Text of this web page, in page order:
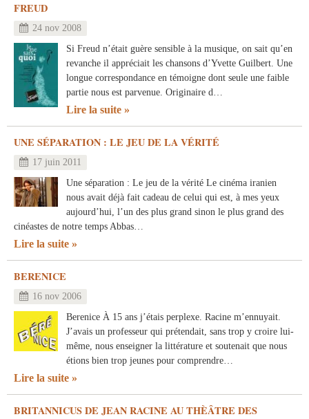
FREUD
24 nov 2008
Si Freud n’était guère sensible à la musique, on sait qu’en
revanche il appréciait les chansons d’Yvette Guilbert. Une
longue correspondance en témoigne dont seule une faible
partie nous est parvenue. Originaire d…
Lire la suite
UNE SÉPARATION : LE JEU DE LA VÉRITÉ
17 juin 2011
Une séparation : Le jeu de la vérité Le cinéma iranien
nous avait déjà fait cadeau de celui qui est, à mes yeux
aujourd’hui, l’un des plus grand sinon le plus grand des
cinéastes de notre temps Abbas…
Lire la suite
BERENICE
16 nov 2006
Berenice À 15 ans j’étais perplexe. Racine m’ennuyait.
J’avais un professeur qui prétendait, sans trop y croire lui-
même, nous enseigner la littérature et soutenait que nous
étions bien trop jeunes pour comprendre…
Lire la suite
BRITANNICUS DE JEAN RACINE AU THÈÂTRE DES